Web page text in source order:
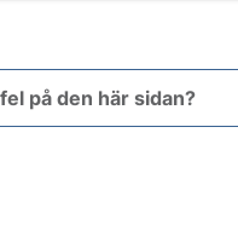
på den här sidan?